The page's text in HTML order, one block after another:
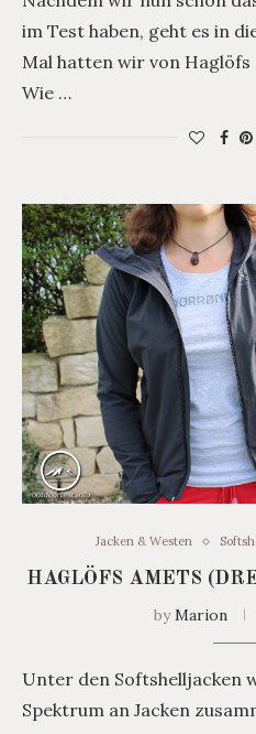
im Test haben, geht es in
Mal hatten wir von Haglöfs
Wie …
Jacken & Westen
HAGLÖFS AMETS
byMarion
Unter den Softshelljacken
Spektrum an Jacken